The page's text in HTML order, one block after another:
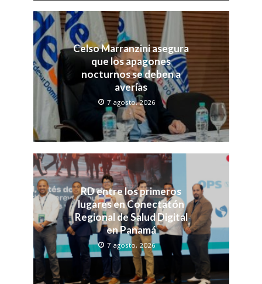
Celso Marranzini asegura
que los apagones
nocturnos se deben a
averías
7 agosto, 2026
RD entre los primeros
lugares en Conectatón
Regional de Salud Digital
en Panamá
7 agosto, 2026